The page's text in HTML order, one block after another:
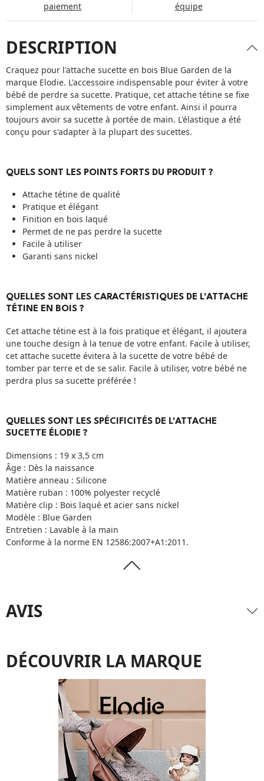
paiement
équipe
DESCRIPTION
Craquez pour l'attache sucette en bois Blue Garden de la
marque Elodie. L'accessoire indispensable pour éviter à votre
bébé de perdre sa sucette. Pratique, cet attache tétine se fixe
simplement aux vêtements de votre enfant. Ainsi il pourra
toujours avoir sa sucette à portée de main. L'élastique a été
conçu pour s'adapter à la plupart des sucettes.
QUELS SONT LES POINTS FORTS DU PRODUIT ?
Attache tétine de qualité
Pratique et élégant
Finition en bois laqué
Permet de ne pas perdre la sucette
Facile à utiliser
Garanti sans nickel
QUELLES SONT LES CARACTÉRISTIQUES DE L'ATTACHE
TÉTINE EN BOIS ?
Cet attache tétine est à la fois pratique et élégant, il ajoutera
une touche design à la tenue de votre enfant. Facile à utiliser,
cet attache sucette évitera à la sucette de votre bébé de
tomber par terre et de se salir. Facile à utiliser, votre bébé ne
perdra plus sa sucette préférée !
QUELLES SONT LES SPÉCIFICITÉS DE L'ATTACHE
SUCETTE ÉLODIE ?
Dimensions : 19 x 3,5 cm
Âge : Dès la naissance
Matière anneau : Silicone
Matière ruban : 100% polyester recyclé
Matière clip : Bois laqué et acier sans nickel
Modèle : Blue Garden
Entretien : Lavable à la main
Conforme à la norme EN 12586:2007+A1:2011.
AVIS
DÉCOUVRIR LA MARQUE